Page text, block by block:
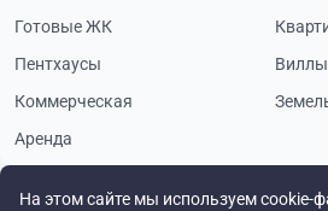
На этом сайте мы используем cookie-
Будьте в
Готовые ЖК
Пентхаусы
Коммерческая
Аренда